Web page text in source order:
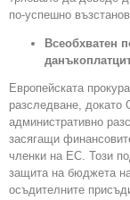
по-успешно
Всеобхватен
Европейската
разследване,
административно
засягащи
членки на ЕС. Този
защита на бюджета
осъдителните